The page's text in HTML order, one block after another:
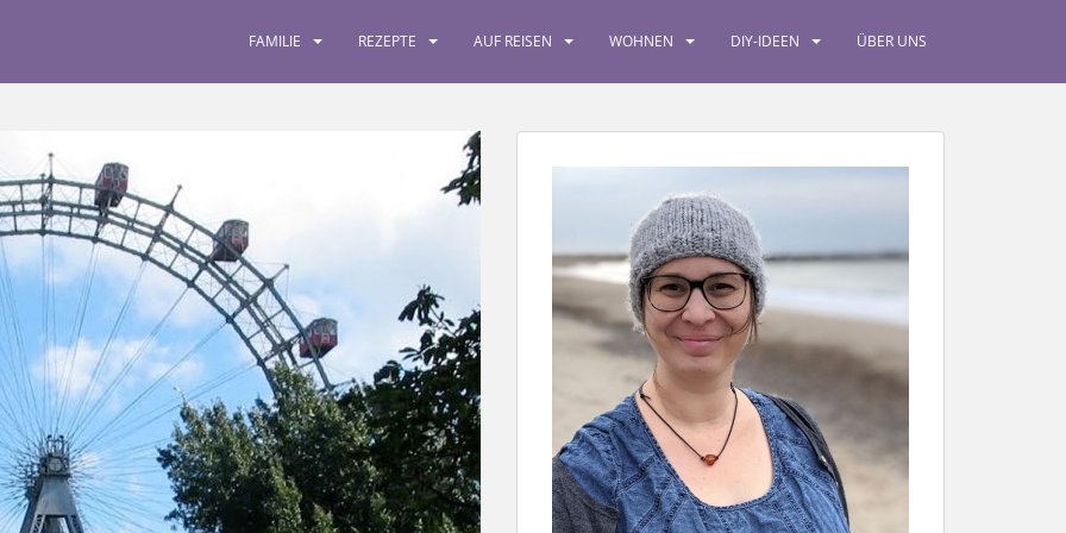
FAMILIE REZEPTE AUF REISEN WOHNEN DIY-IDEEN ÜBER UNS